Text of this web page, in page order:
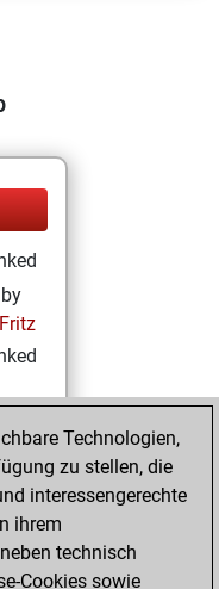
Fritz
a
Technologien,
zu stellen, die
interessengerechte
ihrem
technisch
Cookies sowie